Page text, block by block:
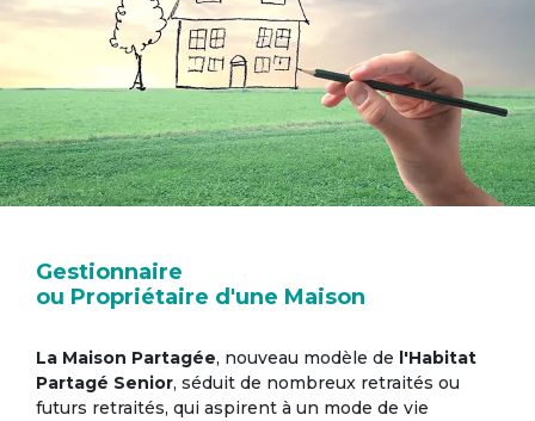
Gestionnaire
ou Propriétaire d'une Maison
La Maison Partagée, nouveau modèle de l'Habitat
Partagé Senior, séduit de nombreux retraités ou
futurs retraités, qui aspirent à un mode de vie